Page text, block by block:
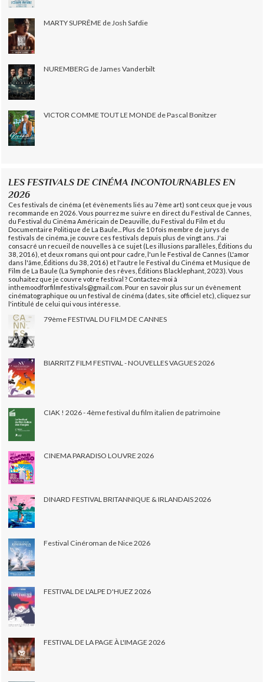
MARTY SUPRÊME de Josh Safdie
NUREMBERG de James Vanderbilt
VICTOR COMME TOUT LE MONDE de Pascal Bonitzer
LES FESTIVALS DE CINÉMA INCONTOURNABLES EN
2026
Ces festivals de cinéma (et évènements liés au 7ème art) sont ceux que je vous
recommande en 2026. Vous pourrez me suivre en direct du Festival de Cannes,
du Festival du Cinéma Américain de Deauville, du Festival du Film et du
Documentaire Politique de La Baule... Plus de 10 fois membre de jurys de
festivals de cinéma, je couvre ces festivals depuis plus de vingt ans. J'ai
consacré un recueil de nouvelles à ce sujet (Les illusions parallèles, Éditions du
38, 2016), et deux romans qui ont pour cadre, l'un le Festival de Cannes (L'amor
dans l'âme, Éditions du 38, 2016) et l'autre le Festival du Cinéma et Musique de
Film de La Baule (La Symphonie des rêves, Éditions Blacklephant, 2023). Vous
souhaitez que je couvre votre festival ? Contactez-moi à
inthemoodforfilmfestivals@gmail.com. Pour en savoir plus sur un évènement
cinématographique ou un festival de cinéma (dates, site officiel etc), cliquez sur
l'intitulé de celui qui vous intéresse.
79ème FESTIVAL DU FILM DE CANNES
BIARRITZ FILM FESTIVAL - NOUVELLES VAGUES 2026
CIAK ! 2026 - 4ème festival du film italien de patrimoine
CINEMA PARADISO LOUVRE 2026
DINARD FESTIVAL BRITANNIQUE & IRLANDAIS 2026
Festival Cinéroman de Nice 2026
FESTIVAL DE L'ALPE D'HUEZ 2026
FESTIVAL DE LA PAGE À L'IMAGE 2026